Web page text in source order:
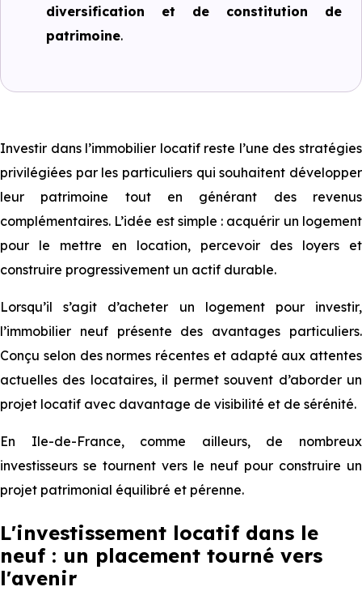
diversification et de constitution de
patrimoine.
Investir dans l’immobilier locatif reste l’une des stratégies
privilégiées par les particuliers qui souhaitent développer
leur patrimoine tout en générant des revenus
complémentaires. L’idée est simple : acquérir un logement
pour le mettre en location, percevoir des loyers et
construire progressivement un actif durable.
Lorsqu’il s’agit d’acheter un logement pour investir,
l’immobilier neuf présente des avantages particuliers.
Conçu selon des normes récentes et adapté aux attentes
actuelles des locataires, il permet souvent d’aborder un
projet locatif avec davantage de visibilité et de sérénité.
En Ile-de-France, comme ailleurs, de nombreux
investisseurs se tournent vers le neuf pour construire un
projet patrimonial équilibré et pérenne.
L'investissement locatif dans le
neuf : un placement tourné vers
l'avenir